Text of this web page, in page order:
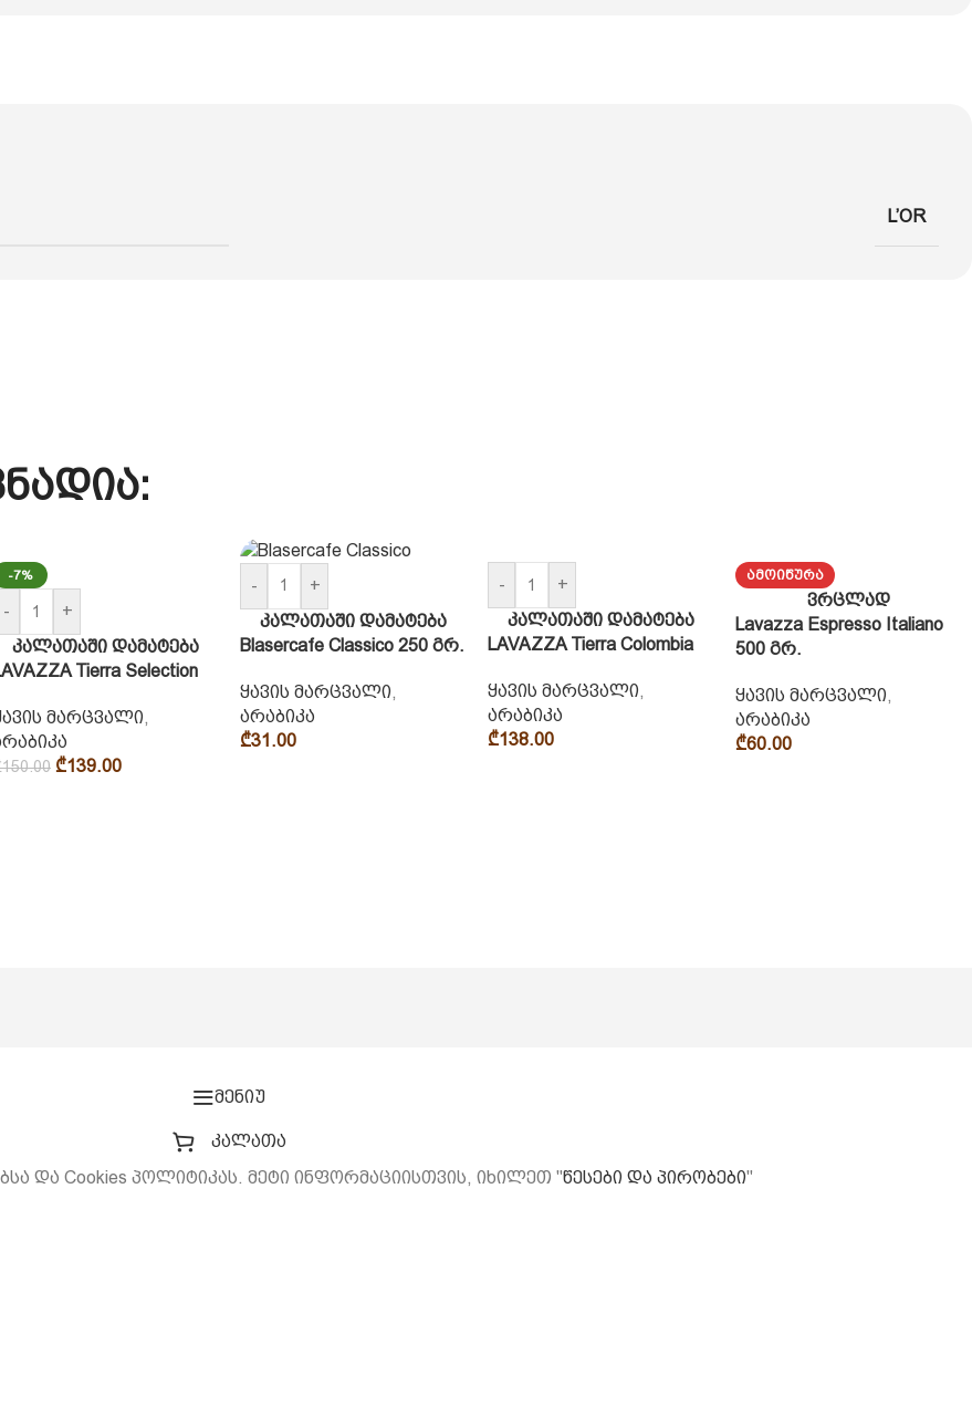
L’OR
-7%
-
+
კალათაში დამატება
Tierra Selection
მარცვალი,
150.00 ₾139.00
-
+
კალათაში დამატება
Blasercafe Classico 250 გრ.
ყავის მარცვალი,
არაბიკა
₾31.00
-
+
კალათაში დამატება
LAVAZZA Tierra Colombia
ყავის მარცვალი,
არაბიკა
₾138.00
ᲐᲛᲝᲘᲬᲣᲠᲐ
ვრცლად
Lavazza Espresso Italiano
500 გრ.
ყავის მარცვალი,
არაბიკა
₾60.00
მენიუ
კალათა
და Cookies პოლიტიკას. მეტი ინფორმაციისთვის, იხილეთ "წესები და პირობები"